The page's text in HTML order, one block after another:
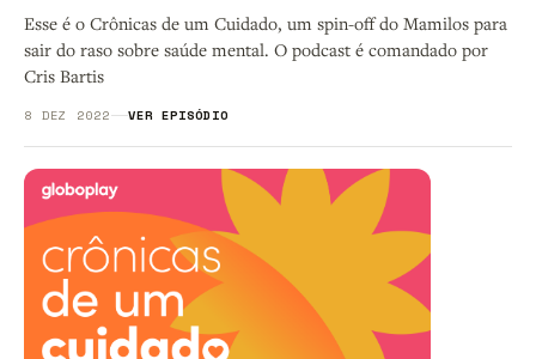
Esse é o Crônicas de um Cuidado, um spin-off do Mamilos para
sair do raso sobre saúde mental. O podcast é comandado por
Cris Bartis
8 DEZ 2022 VER EPISÓDIO